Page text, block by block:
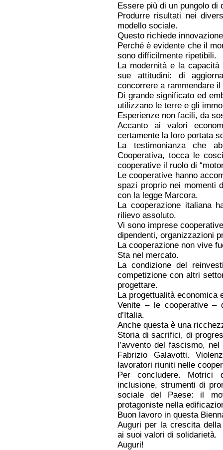
Essere più di un pungolo di
Produrre risultati nei
modello sociale.
Questo richiede
Perché è evidente che il
sono difficilmente ripetibili.
La modernità e la capacità
sue attitudini: di
concorrere a rammendare
Di grande significato ed
utilizzano le terre e gli
Esperienze non facili, da
Accanto ai valori
certamente la loro portata
La testimonianza che
Cooperativa, tocca le
cooperative il ruolo di
Le cooperative hanno
spazi proprio nei momenti
con la legge Marcora.
La cooperazione italiana
rilievo assoluto.
Vi sono imprese
dipendenti, organizzazioni
La cooperazione non vive
Sta nel mercato.
La condizione del
competizione con altri
progettare.
La progettualità economica
Venite – le cooperative –
d’Italia.
Anche questa è una
Storia di sacrifici, di
l’avvento del fascismo,
Fabrizio Galavotti.
lavoratori riuniti nelle
Per concludere.
inclusione, strumenti di
sociale del Paese: il
protagoniste nella
Buon lavoro in questa
Auguri per la crescita
ai suoi valori di solidarietà.
Auguri!